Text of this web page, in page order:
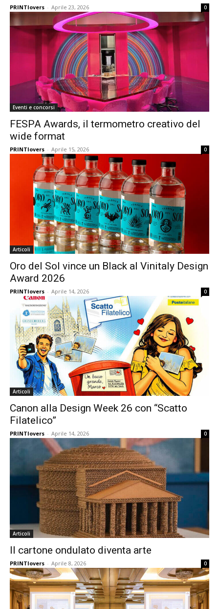
PRINTlovers - Aprile 23, 2026 0
Eventi e concorsi
FESPA Awards, il termometro creativo del
wide format
PRINTlovers - Aprile 15, 2026 0
Articoli
Oro del Sol vince un Black al Vinitaly Design
Award 2026
PRINTlovers - Aprile 14, 2026 0
Articoli
Canon alla Design Week 26 con “Scatto
Filatelico”
PRINTlovers - Aprile 14, 2026 0
Articoli
Il cartone ondulato diventa arte
PRINTlovers - Aprile 8, 2026 0